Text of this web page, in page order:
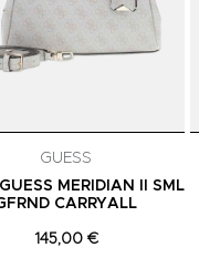
GUESS
MERIDIAN II SML
CARRYALL
145,00 €